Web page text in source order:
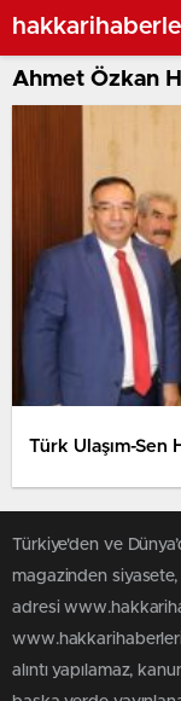
Ahmet Özkan
Türk Ulaşım-Sen
Türkiye'den ve
magazinden
adresi
alıntı yapılamaz,